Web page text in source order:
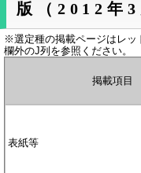
版（2012年3
※選定種の掲載ページはレッ
欄外のJ列を参照ください。
掲載項目
表紙等